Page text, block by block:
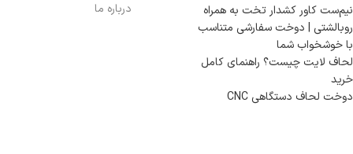
نیم‌ست کاور کشدار تخت به همراه
روبالشتی | دوخت سفارشی متناسب
با خوشخواب شما
لحاف لایت چیست؟ راهنمای کامل
خرید
دوخت لحاف دستگاهی CNC
درباره ما